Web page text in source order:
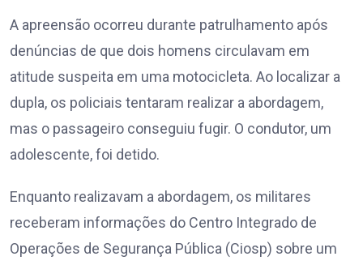
A apreensão ocorreu durante patrulhamento após
denúncias de que dois homens circulavam em
atitude suspeita em uma motocicleta. Ao localizar a
dupla, os policiais tentaram realizar a abordagem,
mas o passageiro conseguiu fugir. O condutor, um
adolescente, foi detido.
Enquanto realizavam a abordagem, os militares
receberam informações do Centro Integrado de
Operações de Segurança Pública (Ciosp) sobre um